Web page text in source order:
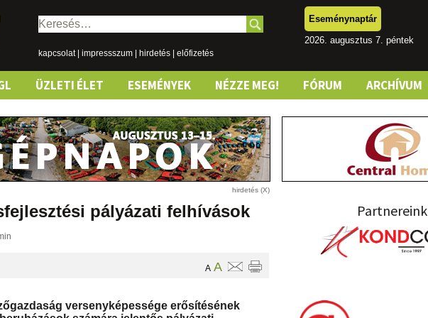
Keresés:
kapcsolat| impressszum hirdetés előfizetés
Eseménynaptár
2026. augusztus 7. péntek
ÜZLETI ÉLET ESEMÉNYEK NÉZZE MEG! FÓRUM ARCHÍVUM
pályázati felhívások
A A
versenyképessége erősítésének
Partnereink